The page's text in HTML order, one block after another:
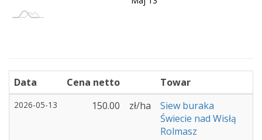
Data Cena netto Towar
2026-05-13 150.00 zł/ha
Siew buraka
Świecie nad Wisłą
Rolmasz